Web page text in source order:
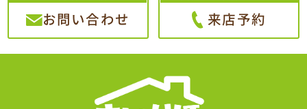
お問い合わせ 来店予約